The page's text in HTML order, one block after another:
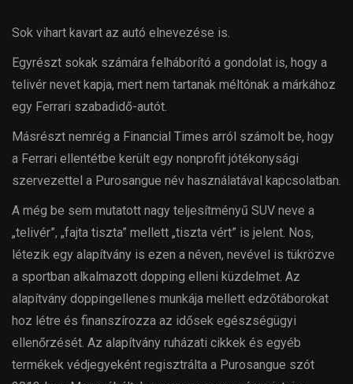
Sok vihart kavart az autó elnevezése is.
Egyrészt sokak számára felháborító a gondolat is, hogy a
telivér nevet kapja, mert nem tartanak méltónak a márkához
egy Ferrari szabadidő-autót.
Másrészt nemrég a Financial Times arról számolt be, hogy
a Ferrari ellentétbe került egy nonprofit jótékonysági
szervezettel a Purosangue név használatával kapcsolatban.
A még be sem mutatott nagy teljesítményű SUV neve a
„telivér”, „fajta tiszta” mellett „tiszta vért” is jelent. Nos,
létezik egy alapítvány is ezen a néven, nevével is tükrözve
a sportban alkalmazott dopping elleni küzdelmet. Az
alapítvány doppingellenes munkája mellett edzőtáborokat
hoz létre és finanszírozza az idősek egészségügyi
ellenőrzését. Az alapítvány ruházati cikkek és egyéb
termékek védjegyeként regisztrálta a Purosangue szót